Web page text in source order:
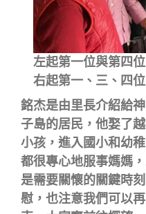
左起第一位與第四
右起第一、三、四
銘杰是由里長介紹給
子島的居民，他娶了
小孩，進入國小和幼
都很專心地服事媽媽
是需要關懷的關鍵時
慰，也注意我們可以